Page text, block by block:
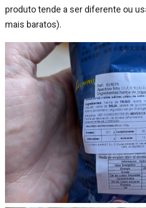
produto tende a ser diferente ou
mais baratos).